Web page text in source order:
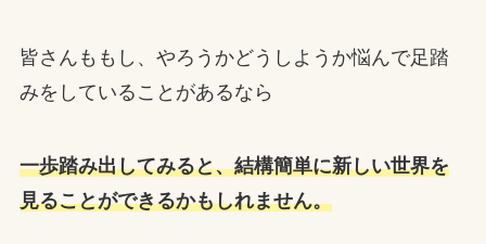
皆さんももし、やろうかどうしようか悩んで足踏
みをしていることがあるなら
一歩踏み出してみると、結構簡単に新しい世界を
見ることができるかもしれません。